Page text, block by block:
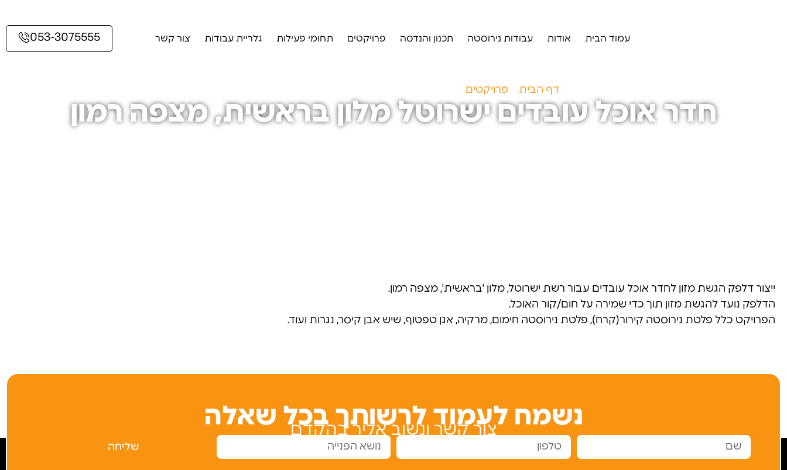
עמוד הבית אודות עבודות נירוסטה תכנון והנדסה פרויקטים תחומי פעילות גלריית עבודות צור קשר 053-3075555
דף הבית פרויקטים
חדר אוכל עובדים ישרוטל מלון בראשית, מצפה רמון
ייצור דלפק הגשת מזון לחדר אוכל עובדים עבור רשת ישרוטל, מלון 'בראשית', מצפה רמון.
הדלפק נועד להגשת מזון תוך כדי שמירה על חום/קור האוכל.
הפרויקט כלל פלטת נירוסטה קירור(קרח), פלטת נירוסטה חימום, מרקיה, אגן טפטוף, שיש אבן קיסר, נגרות ועוד.
נשמח לעמוד לרשותך בכל שאלה
צור קשר ונשוב אליך בהקדם
שליחה